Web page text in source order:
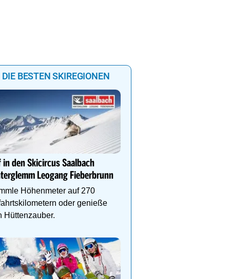
DIE BESTEN SKIREGIONEN
in den Skicircus Saalbach
Leogang Fieberbrunn
Höhenmeter auf 270
oder genieße
Hüttenzauber.